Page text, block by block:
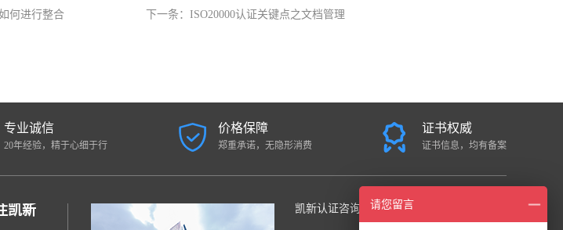
何进行整合 下一条： ISO20000认证关键点之文档管理
专业诚信
20年经验，精于心细于行
价格保障
郑重承诺，无隐形消费
证书权威
证书信息，均有备案
凯新 凯新认证咨询中心请您留言